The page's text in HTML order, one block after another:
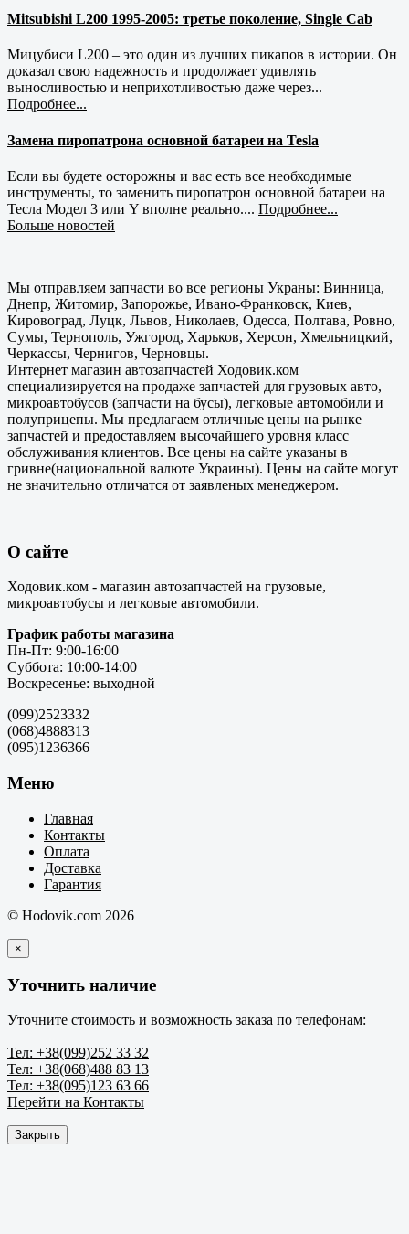
Mitsubishi L200 1995-2005: третье поколение, Single Cab
Мицубиси L200 – это один из лучших пикапов в истории. Он
доказал свою надежность и продолжает удивлять
выносливостью и неприхотливостью даже через...
Подробнее...
Замена пиропатрона основной батареи на Tesla
Если вы будете осторожны и вас есть все необходимые
инструменты, то заменить пиропатрон основной батареи на
Тесла Модел 3 или Y вполне реально.... Подробнее...
Больше новостей
Мы отправляем запчасти во все регионы Украны: Винница,
Днепр, Житомир, Запорожье, Ивано-Франковск, Киев,
Кировоград, Луцк, Львов, Николаев, Одесса, Полтава, Ровно,
Сумы, Тернополь, Ужгород, Харьков, Херсон, Хмельницкий,
Черкассы, Чернигов, Черновцы.
Интернет магазин автозапчастей Ходовик.ком
специализируется на продаже запчастей для грузовых авто,
микроавтобусов (запчасти на бусы), легковые автомобили и
полуприцепы. Мы предлагаем отличные цены на рынке
запчастей и предоставляем высочайшего уровня класс
обслуживания клиентов. Все цены на сайте указаны в
гривне(национальной валюте Украины). Цены на сайте могут
не значительно отличатся от заявленых менеджером.
О сайте
Ходовик.ком - магазин автозапчастей на грузовые,
микроавтобусы и легковые автомобили.
График работы магазина
Пн-Пт: 9:00-16:00
Суббота: 10:00-14:00
Воскресенье: выходной
(099)2523332
(068)4888313
(095)1236366
Меню
Главная
Контакты
Оплата
Доставка
Гарантия
© Hodovik.com 2026
×
Уточнить наличие
Уточните стоимость и возможность заказа по телефонам:
Тел: +38(099)252 33 32
Тел: +38(068)488 83 13
Тел: +38(095)123 63 66
Перейти на Контакты
Закрыть